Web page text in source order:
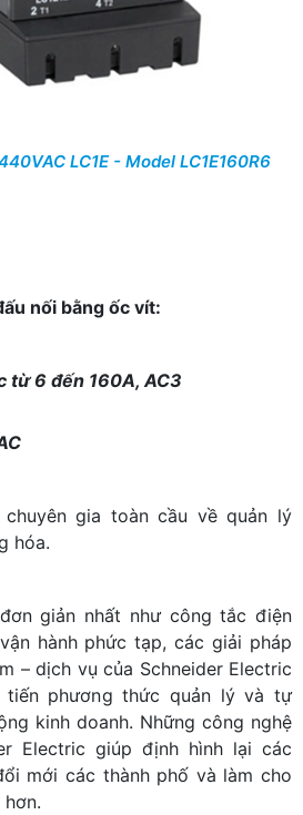
LC1E - Model LC1E160R6
nối bằng ốc vít:
từ 6 đến 160A, AC3
chuyên gia toàn cầu về quản lý
hóa.
giản nhất như công tắc điện
hành phức tạp, các giải pháp
– dịch vụ của Schneider Electric
tiến phương thức quản lý và tự
kinh doanh. Những công nghệ
Electric giúp định hình lại các
mới các thành phố và làm cho